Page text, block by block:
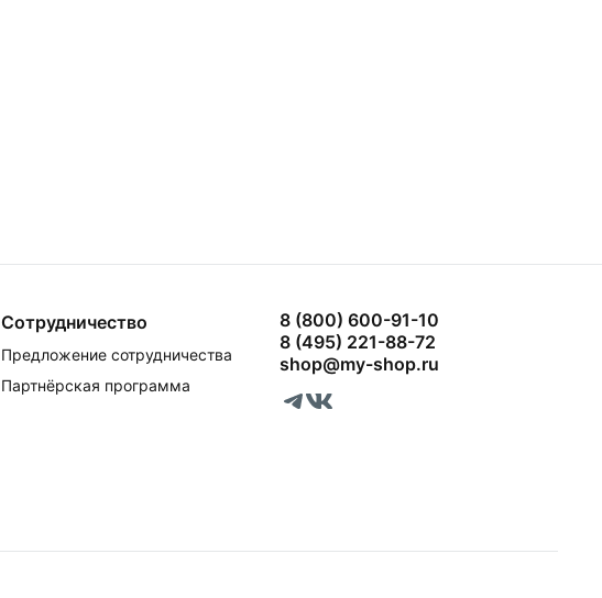
Сотрудничество
Предложение сотрудничества
Партнёрская программа
8 (800) 600-91-10
8 (495) 221-88-72
shop@my-shop.ru